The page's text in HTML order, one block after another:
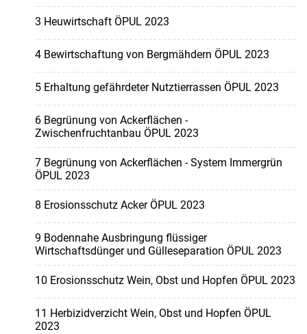
3 Heuwirtschaft ÖPUL 2023
4 Bewirtschaftung von Bergmähdern ÖPUL 2023
5 Erhaltung gefährdeter Nutztierrassen ÖPUL 2023
6 Begrünung von Ackerflächen -
Zwischenfruchtanbau ÖPUL 2023
7 Begrünung von Ackerflächen - System Immergrün
ÖPUL 2023
8 Erosionsschutz Acker ÖPUL 2023
9 Bodennahe Ausbringung flüssiger
Wirtschaftsdünger und Gülleseparation ÖPUL 2023
10 Erosionsschutz Wein, Obst und Hopfen ÖPUL 2023
11 Herbizidverzicht Wein, Obst und Hopfen ÖPUL
2023